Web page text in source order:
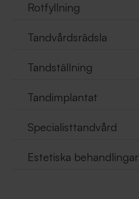
Rotfyllning
Tandvårdsrädsla
Tandställning
Tandimplantat
Specialisttandvård
Estetiska behandlingar